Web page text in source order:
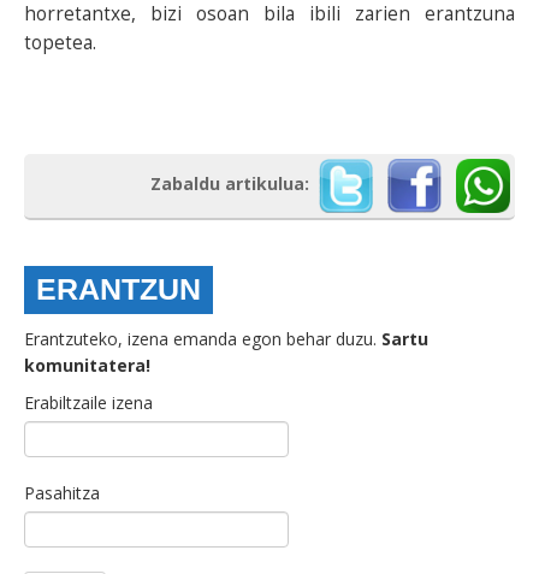
horretantxe, bizi osoan bila ibili zarien erantzuna
topetea.
Zabaldu artikulua:
ERANTZUN
Erantzuteko, izena emanda egon behar duzu. Sartu
komunitatera!
Erabiltzaile izena
Pasahitza